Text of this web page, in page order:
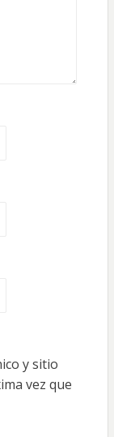
y sitio
vez que